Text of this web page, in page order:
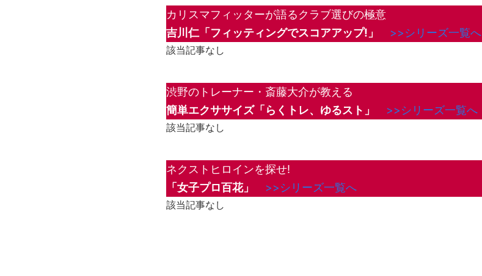
カリスマフィッターが語るクラブ選びの極意
吉川仁「フィッティングでスコアアップ!」
>>シリーズ一覧へ
該当記事なし
渋野のトレーナー・斎藤大介が教える
簡単エクササイズ「らくトレ、ゆるスト」
>>シリーズ一覧へ
該当記事なし
ネクストヒロインを探せ!
「女子プロ百花」
>>シリーズ一覧へ
該当記事なし